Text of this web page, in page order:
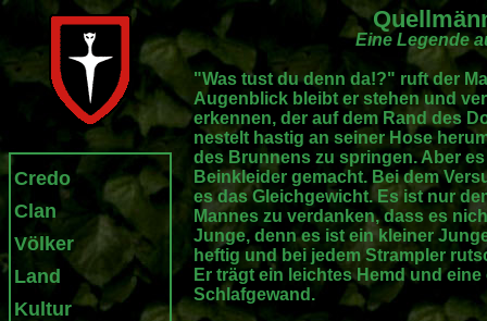
Credo
Clan
Völker
Land
Kultur
Eine Legende
"Was tust du denn da!?" ruft der
Augenblick bleibt er stehen und
erkennen, der auf dem Rand des
nestelt hastig an seiner Hose
des Brunnens zu springen. Aber
Beinkleider gemacht. Bei dem
es das Gleichgewicht. Es ist nur
Mannes zu verdanken, dass es
Junge, denn es ist ein kleiner
heftig und bei jedem Strampler
Er trägt ein leichtes Hemd und
Schlafgewand.